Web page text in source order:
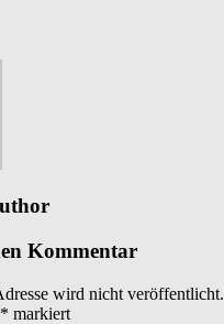
Kommentar
wird nicht veröffentlicht.
* markiert